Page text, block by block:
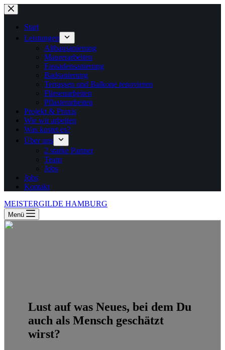
Zum
Inhalt
springenStart
Leistungen
Altbausanierung
Maurerarbeiten
Fassadensanierung
Badsanierung
Terrassen und Balkone renovieren
Fliesenarbeiten
Pflasterarbeiten
Projekt & Praxis
Wie wir arbeiten
Was kostet es?
Über uns
2 starke Partner
Team
Jobs
Jobs
Kontakt
MEISTERGILDE HAMBURG
Menü
Lust auf was Neues, bei dem Du
auch als Mensch geschätzt
wirst?